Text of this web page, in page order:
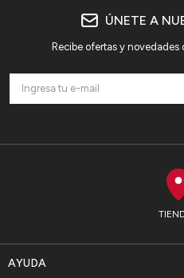
AYUDA
ÚNETE A
Recibe ofertas y